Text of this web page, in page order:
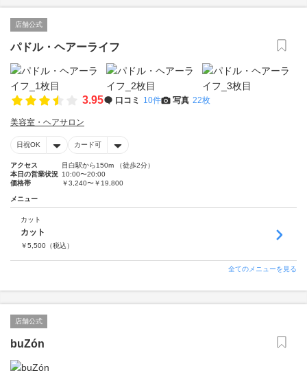
店舗公式
パドル・ヘアーライフ
3.95 口コミ 10件 写真 22枚
美容室・ヘアサロン
日祝OK カード可
アクセス
目白駅から150m （徒歩2分）
本日の営業状況 10:00〜20:00
価格帯
￥3,240〜￥19,800
メニュー
カット
カット
￥5,500 （税込）
全てのメニューを見る
店舗公式
buZón